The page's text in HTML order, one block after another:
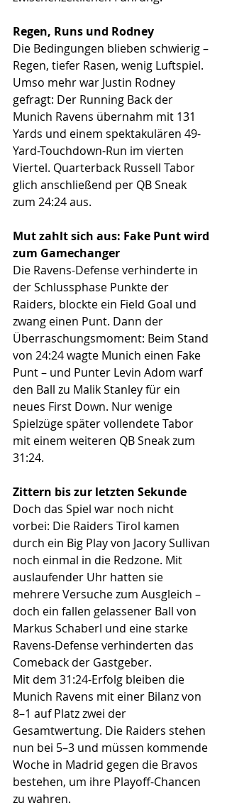
Regen, Runs und Rodney
Die Bedingungen blieben schwierig –
Regen, tiefer Rasen, wenig Luftspiel.
Umso mehr war Justin Rodney
gefragt: Der Running Back der
Munich Ravens übernahm mit 131
Yards und einem spektakulären 49-
Yard-Touchdown-Run im vierten
Viertel. Quarterback Russell Tabor
glich anschließend per QB Sneak
zum 24:24 aus.
Mut zahlt sich aus: Fake Punt wird
zum Gamechanger
Die Ravens-Defense verhinderte in
der Schlussphase Punkte der
Raiders, blockte ein Field Goal und
zwang einen Punt. Dann der
Überraschungsmoment: Beim Stand
von 24:24 wagte Munich einen Fake
Punt – und Punter Levin Adom warf
den Ball zu Malik Stanley für ein
neues First Down. Nur wenige
Spielzüge später vollendete Tabor
mit einem weiteren QB Sneak zum
31:24.
Zittern bis zur letzten Sekunde
Doch das Spiel war noch nicht
vorbei: Die Raiders Tirol kamen
durch ein Big Play von Jacory Sullivan
noch einmal in die Redzone. Mit
auslaufender Uhr hatten sie
mehrere Versuche zum Ausgleich –
doch ein fallen gelassener Ball von
Markus Schaberl und eine starke
Ravens-Defense verhinderten das
Comeback der Gastgeber.
Mit dem 31:24-Erfolg bleiben die
Munich Ravens mit einer Bilanz von
8–1 auf Platz zwei der
Gesamtwertung. Die Raiders stehen
nun bei 5–3 und müssen kommende
Woche in Madrid gegen die Bravos
bestehen, um ihre Playoff-Chancen
zu wahren.